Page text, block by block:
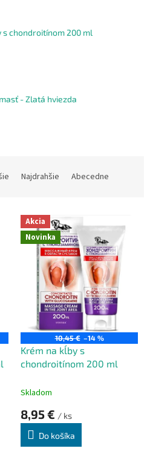
s chondroitínom 200 ml
- Zlatá hviezda
Najdrahšie Abecedne
Akcia
Novinka
10,45 € –14 %
Krém na kĺby s
chondroitínom 200 ml
Skladom
8,95 € / ks
Do košíka